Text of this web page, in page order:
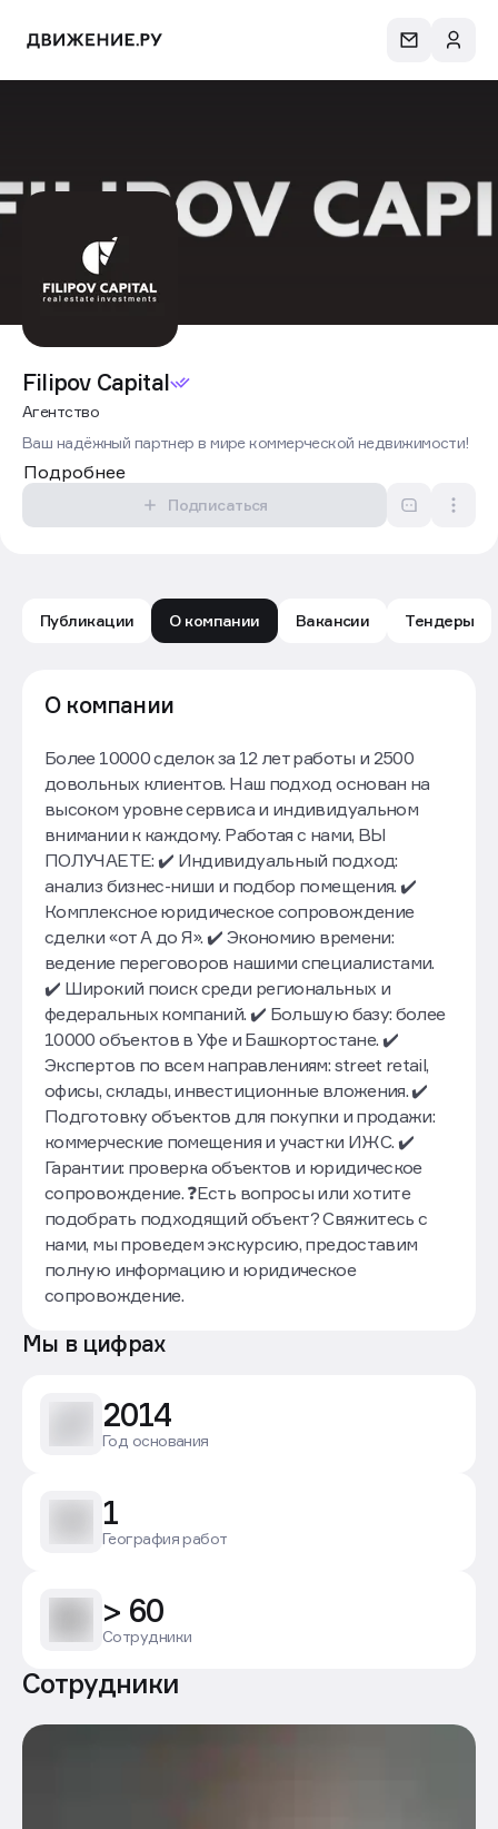
Filipov Capital
Агентство
Ваш надёжный партнер в мире коммерческой недвижимости!
Подробнее
Подписаться
Публикации О компании Вакансии Тендеры
О компании
Более 10000 сделок за 12 лет работы и 2500
довольных клиентов. Наш подход основан на
высоком уровне сервиса и индивидуальном
внимании к каждому. Работая с нами, ВЫ
ПОЛУЧАЕТЕ: ✔️ Индивидуальный подход:
анализ бизнес-ниши и подбор помещения. ✔️
Комплексное юридическое сопровождение
сделки «от А до Я». ✔️ Экономию времени:
ведение переговоров нашими специалистами.
✔️ Широкий поиск среди региональных и
федеральных компаний. ✔️ Большую базу: более
10000 объектов в Уфе и Башкортостане. ✔️
Экспертов по всем направлениям: street retail,
офисы, склады, инвестиционные вложения. ✔️
Подготовку объектов для покупки и продажи:
коммерческие помещения и участки ИЖС. ✔️
Гарантии: проверка объектов и юридическое
сопровождение. ❓Есть вопросы или хотите
подобрать подходящий объект? Свяжитесь с
нами, мы проведем экскурсию, предоставим
полную информацию и юридическое
сопровождение.
Мы в цифрах
2014
Год основания
1
География работ
> 60
Сотрудники
Сотрудники